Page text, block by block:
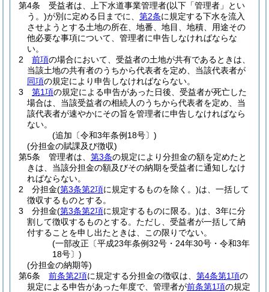
第4条
受益者は、上下水道事業管理者(以下「管理者」とい
う。)が別に定める日までに、 第2条に規定する下水を流入
させようとする土地の所在、地番、地目、地積、用途その
他必要な事項について、管理者に申告しなければならな
い。
2
前項の場合において、受益者の土地が共有であるときは、
当該土地の共有者のうちから代表者を定め、当該代表者が
同項の規定により申告しなければならない。
3
第1項の規定による申告があった日後、受益者が死亡した
場合は、当該受益者の相続人のうちから代表者を定め、当
該代表者が速やかにその旨を管理者に申告しなければなら
ない。
(追加〔令和3年条例18号〕)
(分担金の賦課及び徴収)
第5条
管理者は、 第3条の規定により分担金の額を定めたと
きは、当該分担金の額及びその納期を受益者に通知しなけ
ればならない。
2
分担金(第3条第2項に規定するものを除く。)は、一括して
徴収するものとする。
3
分担金(第3条第2項に規定するものに限る。)は、3年に分
割して徴収するものとする。 ただし、受益者が一括して納
付することを申し出たときは、この限りでない。
(一部改正〔平成23年条例32号・24年30号・令和3年
18号〕)
(分担金の納期等)
第6条
前条第2項に規定する分担金の徴収は、 第4条第1項の
規定による申告があった年度で、管理者が前条第1項の規定